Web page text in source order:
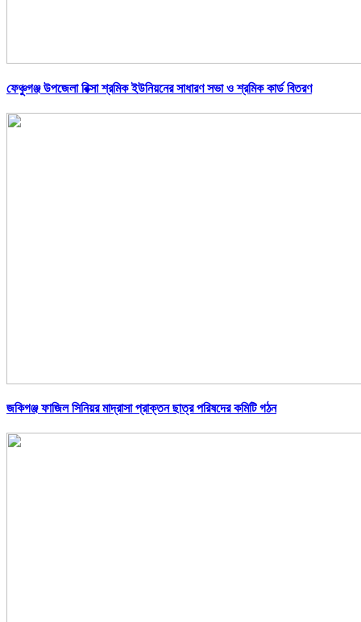
ফেঞ্চুগঞ্জ উপজেলা রিক্সা শ্রমিক ইউনিয়নের সাধারণ সভা ও শ্রমিক কার্ড বিতরণ
জকিগঞ্জ ফাজিল সিনিয়র মাদ্রাসা প্রাক্তন ছাত্র পরিষদের কমিটি গঠন